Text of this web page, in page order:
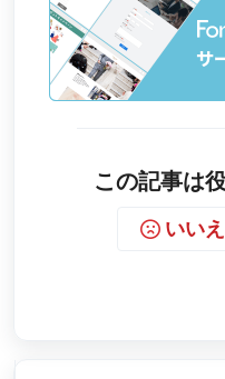
この記事は
いいえ